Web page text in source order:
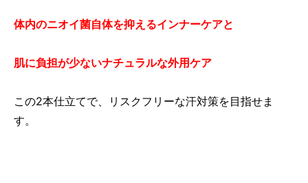
体内のニオイ菌自体を抑えるインナーケアと
肌に負担が少ないナチュラルな外用ケア
この2本仕立てで、リスクフリーな汗対策を目指せま
す。